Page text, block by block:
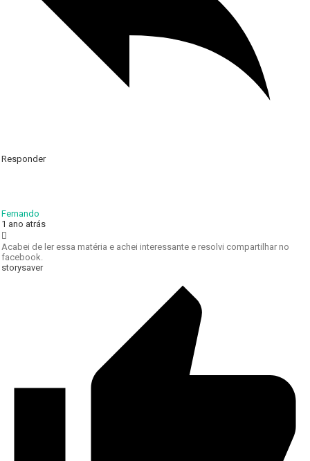
Responder
Fernando
1 ano atrás
Acabei de ler essa matéria e achei interessante e resolvi compartilhar no
facebook.
storysaver